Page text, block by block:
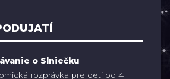
o Slniečku
rozprávka pre deti od 4